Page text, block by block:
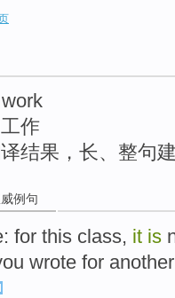
作
结果，长、整句
例句
: for this class, it is
wrote for another